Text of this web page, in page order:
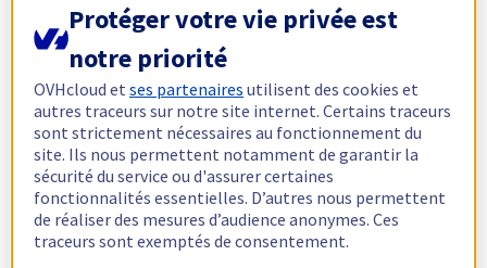
Protéger votre vie privée est
notre priorité
OVHcloud etses partenaires utilisent des cookies et
autres traceurs sur notre site internet. Certains traceurs
sont strictement nécessaires au fonctionnement du
site. Ils nous permettent notamment de garantir la
sécurité du service ou d'assurer certaines
fonctionnalités essentielles. D’autres nous permettent
de réaliser des mesures d’audience anonymes. Ces
traceurs sont exemptés de consentement.